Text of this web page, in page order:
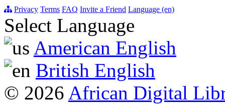
Privacy Terms FAQ Invite a Friend Language (en)
Select Language
American English
British English
© 2026 African Digital